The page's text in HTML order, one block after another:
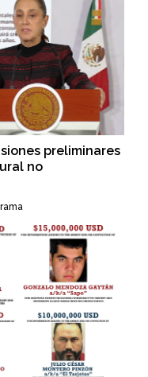
preliminares
no